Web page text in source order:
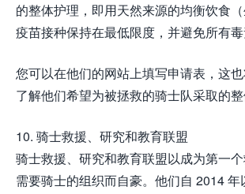
的整体护理，即用天然来源的均衡饮食
疫苗接种保持在最低限度，并避免所有毒
您可以在他们的网站上填写申请表，这
了解他们希望为被拯救的骑士队采取的整
10. 骑士救援、研究和教育联盟
骑士救援、研究和教育联盟以成为第一
需要骑士的组织而自豪。他们自 2014 年